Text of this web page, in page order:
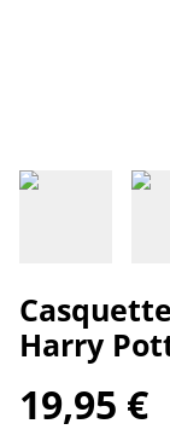
Harry
19,95 €